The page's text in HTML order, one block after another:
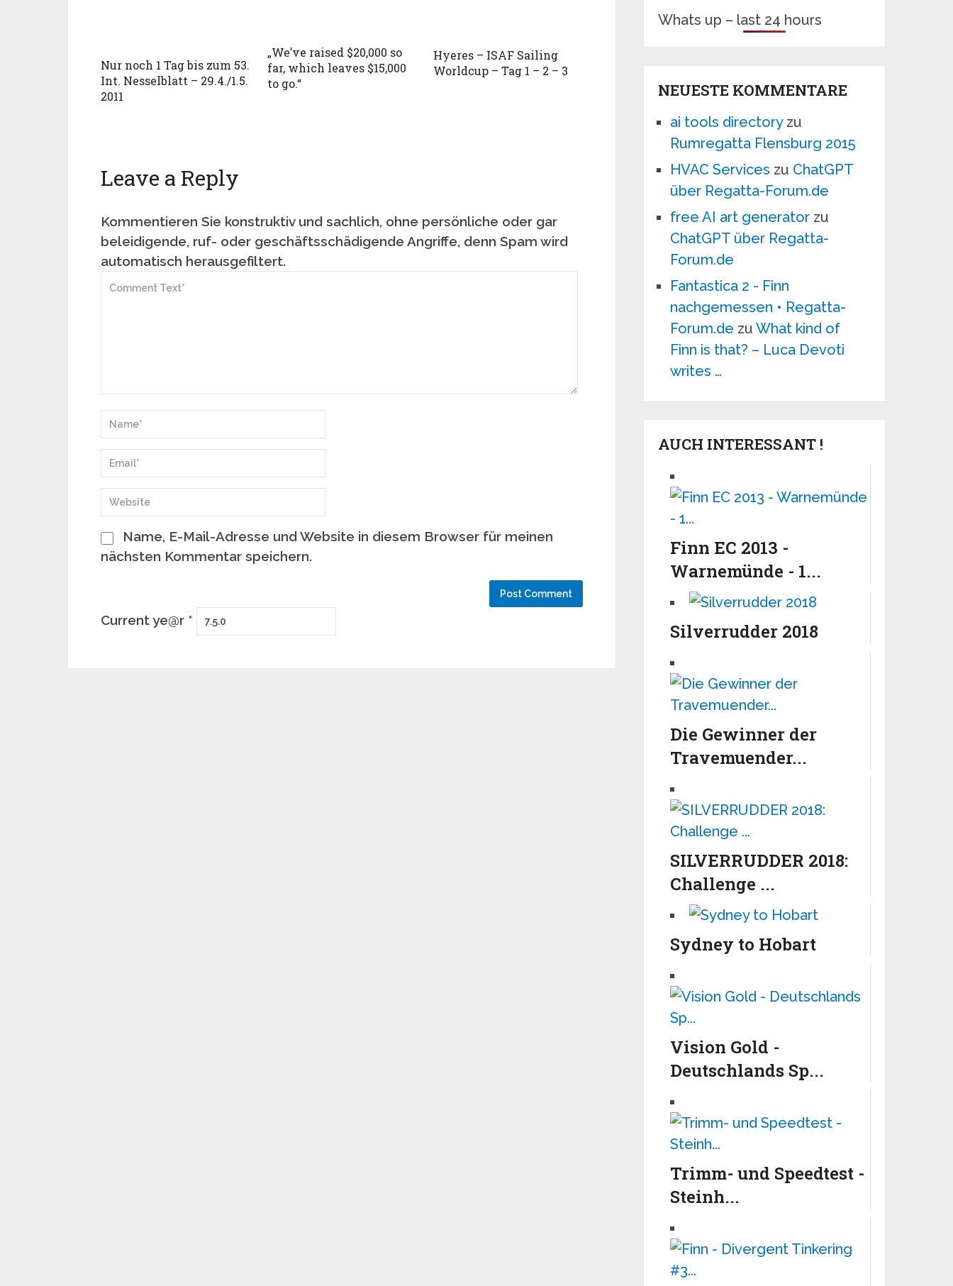
Nur noch 1 Tag bis zum 53.
Int. Nesselblatt – 29.4./1.5.
2011
„We’ve raised $20,000 so
far, which leaves $15,000
to go.“
Hyeres – ISAF Sailing
Worldcup – Tag 1 – 2 – 3
Leave a Reply
Kommentieren Sie konstruktiv und sachlich, ohne persönliche oder gar
beleidigende, ruf- oder geschäftsschädigende Angriffe, denn Spam wird
automatisch herausgefiltert.
Name, E-Mail-Adresse und Website in diesem Browser für meinen
nächsten Kommentar speichern.
Current ye@r *
Whats up – last 24 hours
NEUESTE KOMMENTARE
ai tools directoryzu
Rumregatta Flensburg 2015
HVAC Services zu ChatGPT
über Regatta-Forum.de
free AI art generator zu
ChatGPT über Regatta-
Forum.de
Fantastica 2 - Finn
nachgemessen • Regatta-
Forum.de zuWhat kind of
Finn is that? – Luca Devoti
writes …
AUCH INTERESSANT !
Finn EC 2013 -
Warnemünde - 1...
Silverrudder 2018
Die Gewinner der
Travemuender...
SILVERRUDDER 2018:
Challenge ...
Sydney to Hobart
Vision Gold -
Deutschlands Sp...
Trimm- und Speedtest -
Steinh...